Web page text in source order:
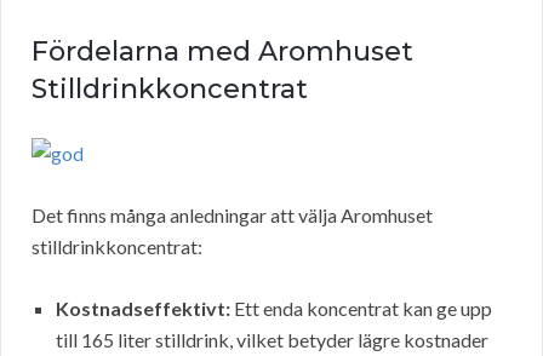
Fördelarna med Aromhuset
Stilldrinkkoncentrat
Det finns många anledningar att välja Aromhuset
stilldrinkkoncentrat:
Kostnadseffektivt: Ett enda koncentrat kan ge upp
till 165 liter stilldrink, vilket betyder lägre kostnader